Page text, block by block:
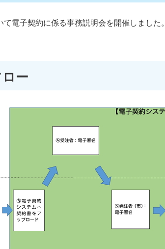
電子契約に係る事務説明会を開催しました。
ー